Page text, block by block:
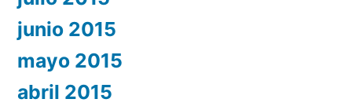
junio 2015
mayo 2015
abril 2015